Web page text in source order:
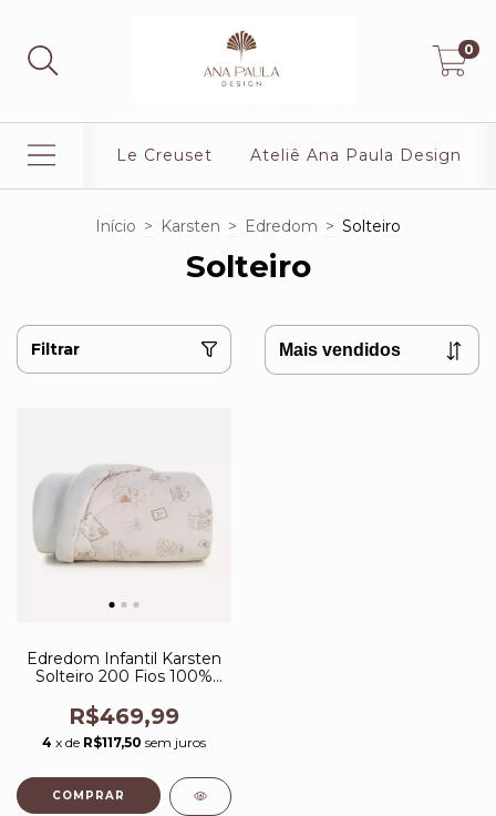
0
Le Creuset Ateliê Ana Paula Design
Início > Karsten > Edredom > Solteiro
Solteiro
Filtrar
Edredom Infantil Karsten
Solteiro 200 Fios 100%
R$469,99
4 x de R$117,50 sem juros